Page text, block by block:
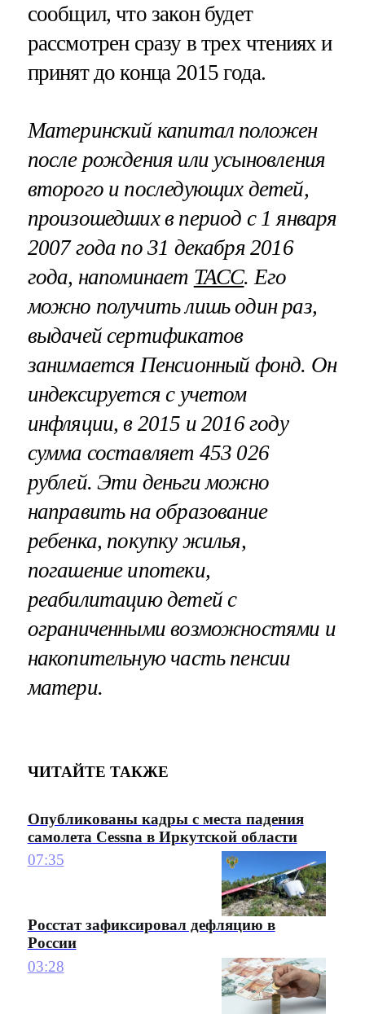
сообщил, что закон будет
рассмотрен сразу в трех чтениях и
принят до конца 2015 года.
Материнский капитал положен
после рождения или усыновления
второго и последующих детей,
произошедших в период с 1 января
2007 года по 31 декабря 2016
года, напоминает ТАСС. Его
можно получить лишь один раз,
выдачей сертификатов
занимается Пенсионный фонд. Он
индексируется с учетом
инфляции, в 2015 и 2016 году
сумма составляет 453 026
рублей. Эти деньги можно
направить на образование
ребенка, покупку жилья,
погашение ипотеки,
реабилитацию детей с
ограниченными возможностями и
накопительную часть пенсии
матери.
ЧИТАЙТЕ ТАКЖЕ
Опубликованы кадры с места падения
самолета Cessna в Иркутской области
07:35
Росстат зафиксировал дефляцию в
России
03:28